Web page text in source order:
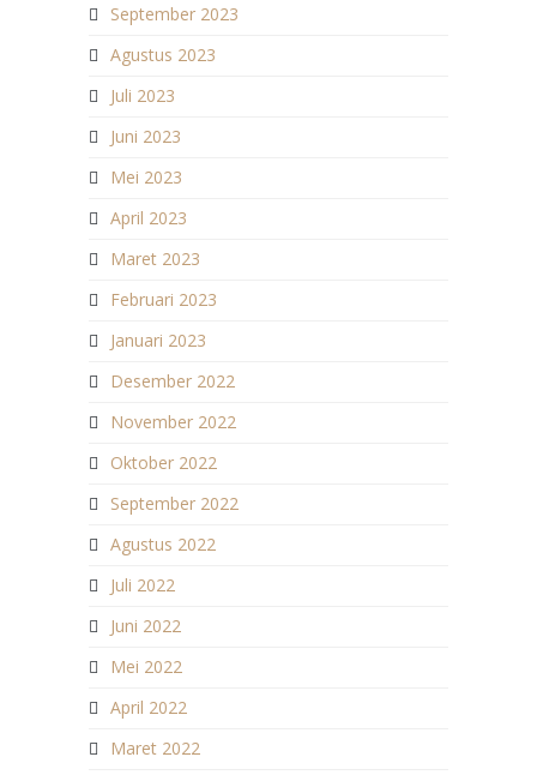
September 2023
Agustus 2023
Juli 2023
Juni 2023
Mei 2023
April 2023
Maret 2023
Februari 2023
Januari 2023
Desember 2022
November 2022
Oktober 2022
September 2022
Agustus 2022
Juli 2022
Juni 2022
Mei 2022
April 2022
Maret 2022